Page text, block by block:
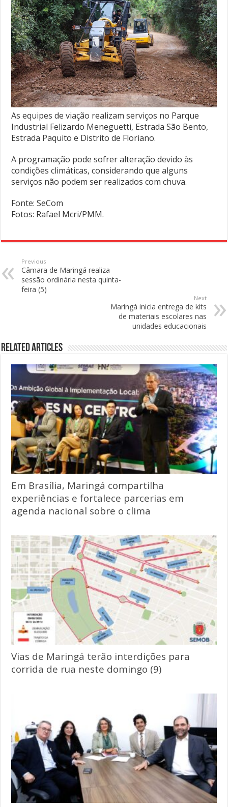
As equipes de viação realizam serviços no Parque
Industrial Felizardo Meneguetti, Estrada São Bento,
Estrada Paquito e Distrito de Floriano.
A programação pode sofrer alteração devido às
condições climáticas, considerando que alguns
serviços não podem ser realizados com chuva.
Fonte: SeCom
Fotos: Rafael Mcri/PMM.
Previous
Câmara de Maringá realiza
sessão ordinária nesta quinta-
feira (5)
Next
Maringá inicia entrega de kits
de materiais escolares nas
unidades educacionais
Related Articles
Em Brasília, Maringá compartilha
experiências e fortalece parcerias em
agenda nacional sobre o clima
Vias de Maringá terão interdições para
corrida de rua neste domingo (9)